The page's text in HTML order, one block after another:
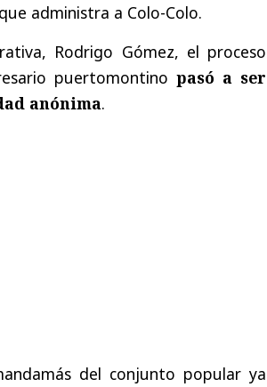
administra a Colo-Colo.
Rodrigo Gómez, el proceso
puertomontinopasó a ser
anónima.
del conjunto popular ya